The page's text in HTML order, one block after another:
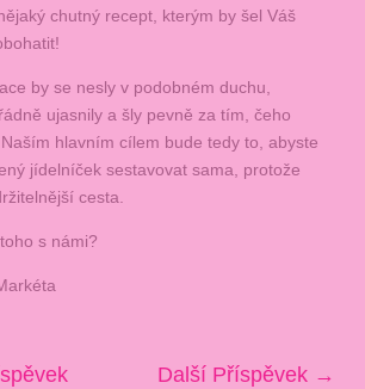
chutný recept, kterým by šel Váš
by se nesly v podobném duchu,
ujasnily a šly pevně za tím, čeho
hlavním cílem bude tedy to, abyste
jídelníček sestavovat sama, protože
cesta.
s námi?
Další Příspěvek →